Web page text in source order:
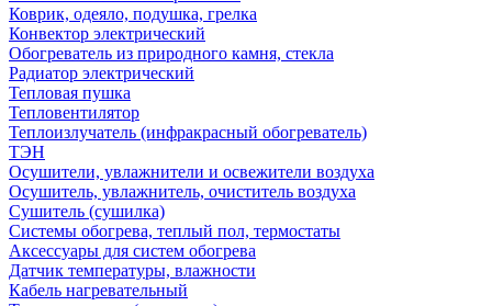
Коврик, одеяло, подушка, грелка
Конвектор электрический
Обогреватель из природного камня, стекла
Радиатор электрический
Тепловая пушка
Тепловентилятор
Теплоизлучатель (инфракрасный обогреватель)
ТЭН
Осушители, увлажнители и освежители воздуха
Осушитель, увлажнитель, очиститель воздуха
Сушитель (сушилка)
Системы обогрева, теплый пол, термостаты
Аксессуары для систем обогрева
Датчик температуры, влажности
Кабель нагревательный